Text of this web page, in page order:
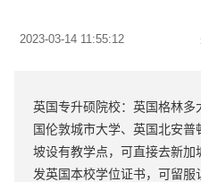
2023-03-14 11:55:12
英国专升硕院校：英国格林
国伦敦城市大学、英国北安
坡设有教学点，可直接去新
发英国本校学位证书，可留服